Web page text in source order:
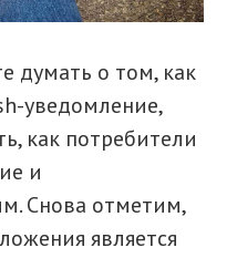
думать о том, как
уведомление,
как потребители
и
Снова отметим,
является